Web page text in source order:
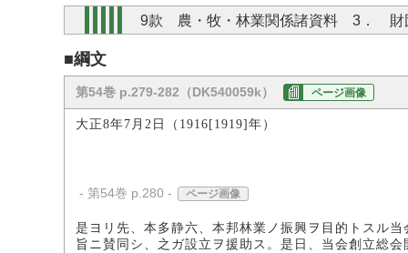
9款 農・牧・林業関係諸資料 3． 財
■綱文
第54巻 p.279-282（DK540059k） ページ画像
大正8年7月2日（1916[1919]年）
- 第54巻 p.280 - ページ画像
是ヨリ先、本多静六、本邦林業ノ振興ヲ目的トスル
旨ニ賛同シ、之ガ設立ヲ援助ス。是日、当会創立総